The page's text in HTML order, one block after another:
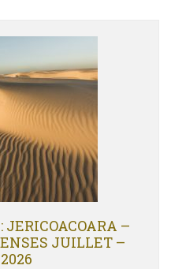
JERICOACOARA –
JUILLET –